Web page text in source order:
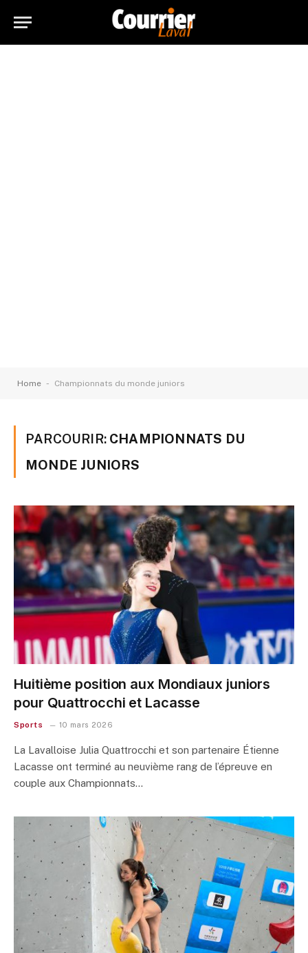
Home - Championnats du monde juniors
PARCOURIR: CHAMPIONNATS DU
MONDE JUNIORS
Huitième position aux Mondiaux juniors
pour Quattrocchi et Lacasse
Sports 10 mars 2026
La Lavalloise Julia Quattrocchi et son partenaire Étienne
Lacasse ont terminé au neuvième rang de l’épreuve en
couple aux Championnats…